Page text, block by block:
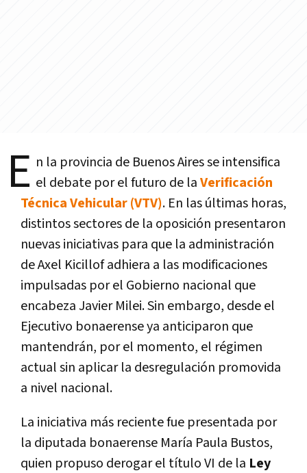
E n la provincia de Buenos Aires se intensifica
el debate por el futuro de laVerificación
Técnica Vehicular (VTV). En las últimas horas,
distintos sectores de la oposición presentaron
nuevas iniciativas para que la administración
deAxel Kicillofadhiera a las modificaciones
impulsadas por el Gobierno nacional que
encabezaJavier Milei. Sin embargo, desde el
Ejecutivo bonaerense ya anticiparon que
mantendrán, por el momento, el régimen
actual sin aplicar la desregulación promovida
a nivel nacional.
La iniciativa más reciente fue presentada por
la diputada bonaerense María Paula Bustos,
quien propuso derogar el título VI de la Ley